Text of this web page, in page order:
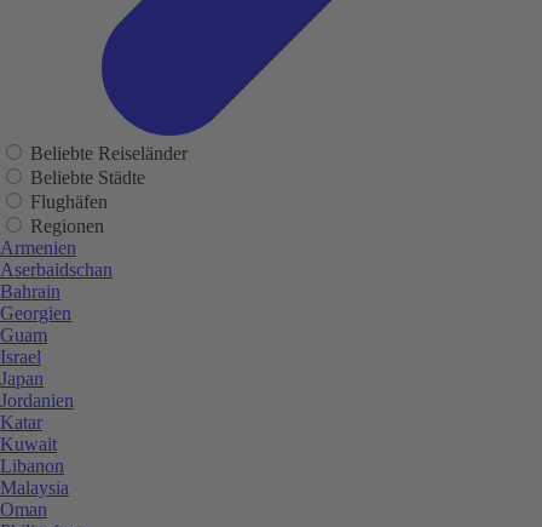
Beliebte Reiseländer
Beliebte Städte
Flughäfen
Regionen
Armenien
Aserbaidschan
Bahrain
Georgien
Guam
Israel
Japan
Jordanien
Katar
Kuwait
Libanon
Malaysia
Oman